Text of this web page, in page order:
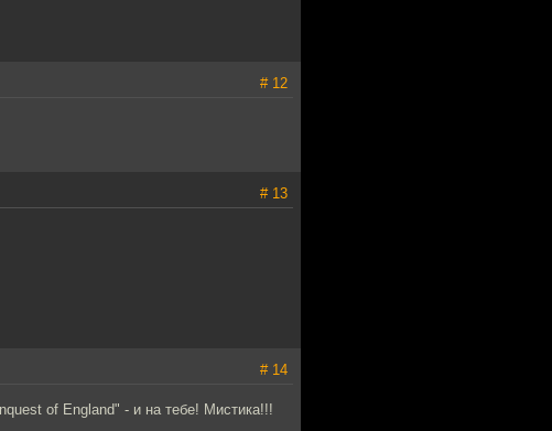
# 12
# 13
# 14
of England" - и на тебе! Мистика!!!